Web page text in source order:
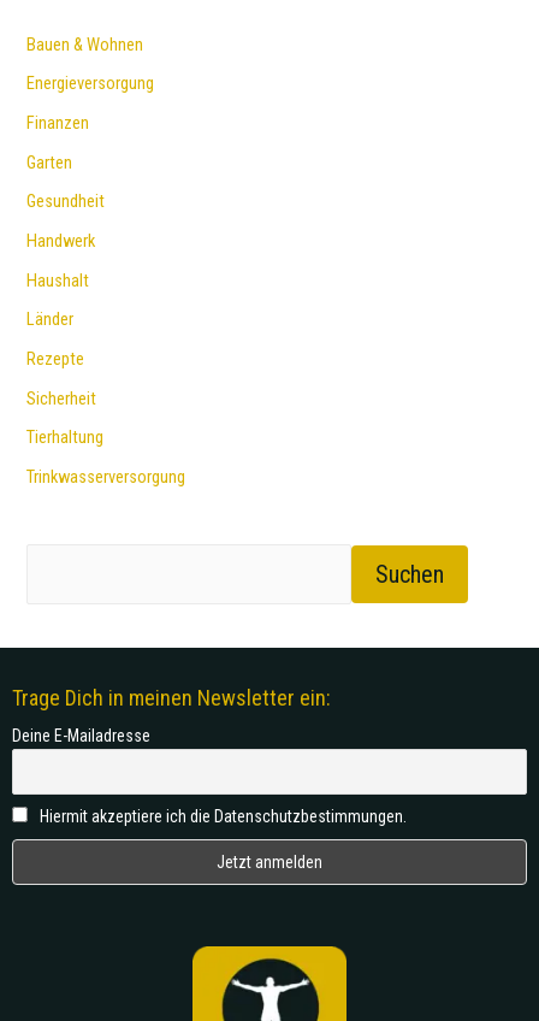
Bauen & Wohnen
Energieversorgung
Finanzen
Garten
Gesundheit
Handwerk
Haushalt
Länder
Rezepte
Sicherheit
Tierhaltung
Trinkwasserversorgung
Suchen
Trage Dich in meinen Newsletter ein:
Deine E-Mailadresse
Hiermit akzeptiere ich die Datenschutzbestimmungen.